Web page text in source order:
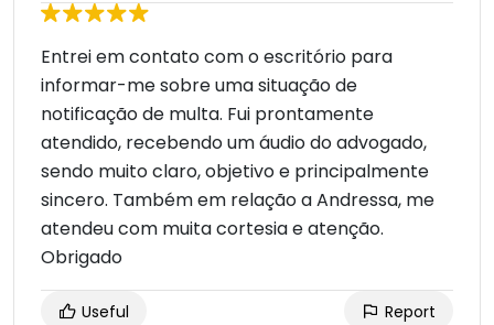
Entrei em contato com o escritório para
informar-me sobre uma situação de
notificação de multa. Fui prontamente
atendido, recebendo um áudio do advogado,
sendo muito claro, objetivo e principalmente
sincero. Também em relação a Andressa, me
atendeu com muita cortesia e atenção.
Obrigado
Useful Report